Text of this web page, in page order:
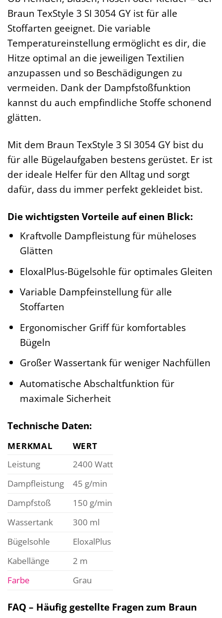
Braun TexStyle 3 SI 3054 GY ist für alle
Stoffarten geeignet. Die variable
Temperatureinstellung ermöglicht es dir, die
Hitze optimal an die jeweiligen Textilien
anzupassen und so Beschädigungen zu
vermeiden. Dank der Dampfstoßfunktion
kannst du auch empfindliche Stoffe schonend
glätten.
Mit dem Braun TexStyle 3 SI 3054 GY bist du
für alle Bügelaufgaben bestens gerüstet. Er ist
der ideale Helfer für den Alltag und sorgt
dafür, dass du immer perfekt gekleidet bist.
Die wichtigsten Vorteile auf einen Blick:
Kraftvolle Dampfleistung für müheloses
Glätten
EloxalPlus-Bügelsohle für optimales Gleiten
Variable Dampfeinstellung für alle
Stoffarten
Ergonomischer Griff für komfortables
Bügeln
Großer Wassertank für weniger Nachfüllen
Automatische Abschaltfunktion für
maximale Sicherheit
Technische Daten:
MERKMAL
WERT
Leistung
2400 Watt
Dampfleistung
45 g/min
Dampfstoß
150 g/min
Wassertank
300 ml
Bügelsohle
EloxalPlus
Kabellänge
2 m
Farbe
Grau
FAQ – Häufig gestellte Fragen zum Braun